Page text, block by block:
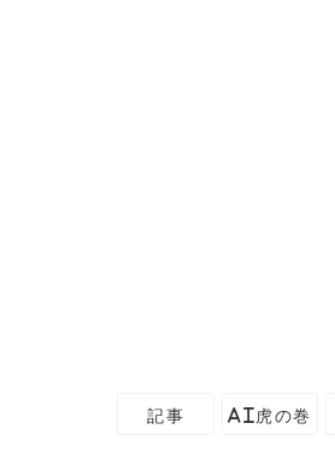
記事 AI虎の巻